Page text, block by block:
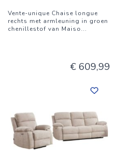
Vente-unique Chaise longue
rechts met armleuning in groen
chenillestof van Maiso...
€ 609,99